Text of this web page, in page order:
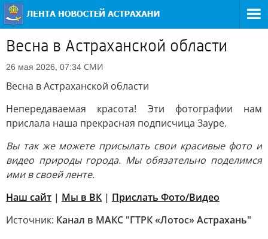
Весна в Астраханской области
26 мая 2026, 07:34 СМИ
Весна в Астраханской области
Непередаваемая красота! Эти фотографии нам
прислала наша прекрасная подписчица Зауре.
Вы так же можете присылать свои красивые фото и
видео природы города. Мы обязательно поделимся
ими в своей ленте.
Наш сайт | Мы в ВК | Прислать Фото/Видео
Источник: Канал в МАКС "ГТРК «Лотос» Астрахань"